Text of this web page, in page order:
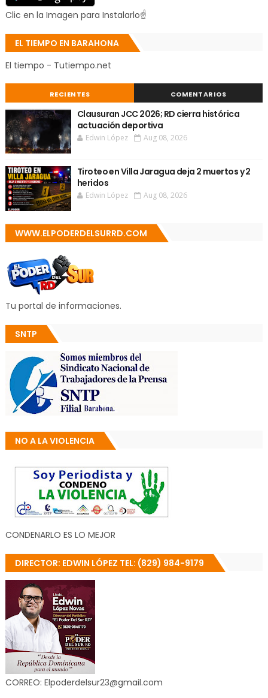
Clic en la Imagen para Instalarlo☝
EL TIEMPO EN BARAHONA
El tiempo - Tutiempo.net
RECIENTES COMENTARIOS
Clausuran JCC 2026; RD cierra histórica
actuación deportiva
Edwin López Aug 08, 2026
Tiroteo en Villa Jaragua deja 2 muertos y 2
heridos
Edwin López Aug 08, 2026
WWW.ELPODERDELSURRD.COM
Tu portal de informaciones.
SNTP
NO A LA VIOLENCIA
CONDENARLO ES LO MEJOR
DIRECTOR: EDWIN LÓPEZ TEL: (829) 984-9179
CORREO: Elpoderdelsur23@gmail.com